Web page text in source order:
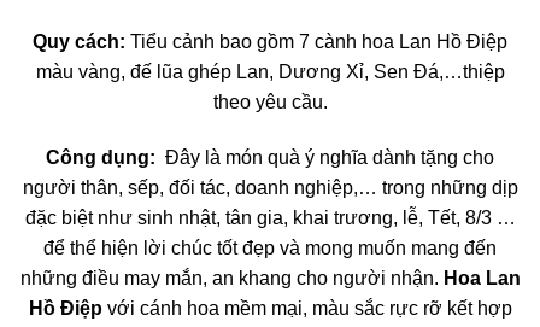
Quy cách: Tiểu cảnh bao gồm 7 cành hoa Lan Hồ Điệp
màu vàng, đế lũa ghép Lan, Dương Xỉ, Sen Đá,…thiệp
theo yêu cầu.
Công dụng: Đây là món quà ý nghĩa dành tặng cho
người thân, sếp, đối tác, doanh nghiệp,… trong những dịp
đặc biệt như sinh nhật, tân gia, khai trương, lễ, Tết, 8/3 …
để thể hiện lời chúc tốt đẹp và mong muốn mang đến
những điều may mắn, an khang cho người nhận. Hoa Lan
Hồ Điệpvới cánh hoa mềm mại, màu sắc rực rỡ kết hợp